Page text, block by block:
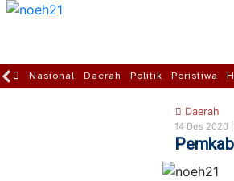
Nasional Daerah Politik Peristiwa
Daerah
14 Des 2020 |